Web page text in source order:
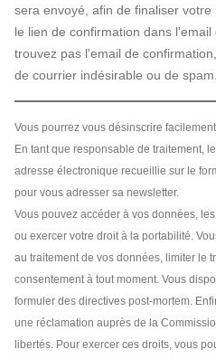
sera envoyé, afin de finaliser
le lien de confirmation dans
trouvez pas l'email de
de courrier indésirable ou de spam.
Vous pourrez vous désinscrire
En tant que responsable de traitement,
adresse électronique recueillie sur le
pour vous adresser sa newsletter.
Vous pouvez accéder à vos données,
ou exercer votre droit à la portabilité.
au traitement de vos données, limiter le
consentement à tout moment. Vous
formuler des directives post-mortem.
une réclamation auprès de la
libertés. Pour exercer ces droits, vous